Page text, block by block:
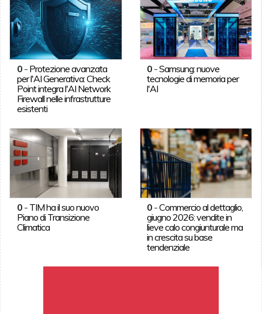
0- Protezione avanzata
per l'AI Generativa: Check
Point integra l'AI Network
Firewall nelle infrastrutture
esistenti
0 -Samsung: nuove
tecnologie di memoria per
l'AI
0- TIM ha il suo nuovo
Piano di Transizione
Climatica
0 -Commercio al dettaglio,
giugno 2026: vendite in
lieve calo congiunturale ma
in crescita su base
tendenziale